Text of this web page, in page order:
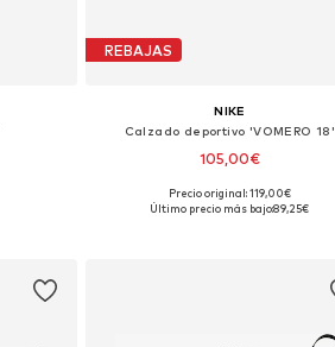
REBAJAS
NIKE
Calzado deportivo 'VOMERO 18'
105,00€
+1
Disponible en muchas tallas
Precio original: 119,00€
Último precio más bajo:89,25€